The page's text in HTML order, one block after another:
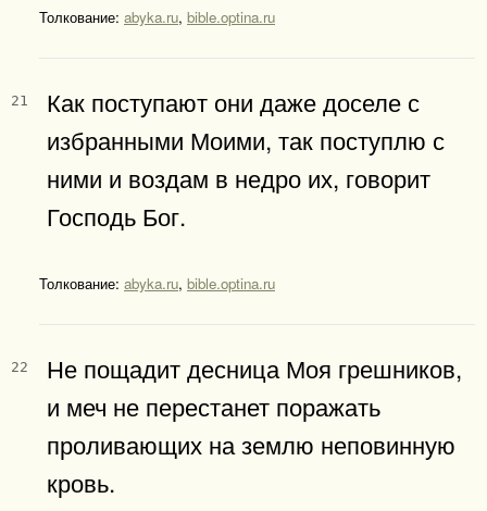
Толкование: abyka.ru, bible.optina.ru
21
Как поступают они даже доселе с
избранными Моими, так поступлю с
ними и воздам в недро их, говорит
Господь Бог.
Толкование: abyka.ru, bible.optina.ru
22
Не пощадит десница Моя грешников,
и меч не перестанет поражать
проливающих на землю неповинную
кровь.